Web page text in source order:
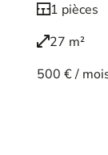
1 pièces
27 m²
500 € /